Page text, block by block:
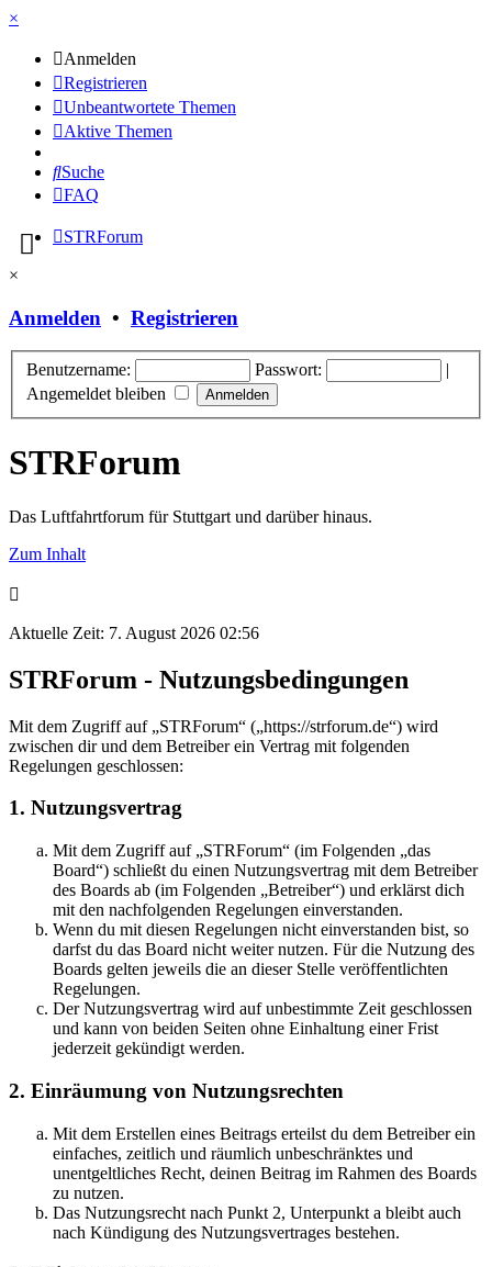
×
Anmelden
Registrieren
Unbeantwortete Themen
Aktive Themen
Suche
FAQ
STRForum
×
Anmelden • Registrieren
Benutzername: Passwort:
|
Angemeldet bleiben
STRForum
Das Luftfahrtforum für Stuttgart und darüber hinaus.
Zum Inhalt
Aktuelle Zeit: 7. August 2026 02:56
STRForum - Nutzungsbedingungen
Mit dem Zugriff auf „STRForum“ („https://strforum.de“) wird
zwischen dir und dem Betreiber ein Vertrag mit folgenden
Regelungen geschlossen:
1. Nutzungsvertrag
Mit dem Zugriff auf „STRForum“ (im Folgenden „das
Board“) schließt du einen Nutzungsvertrag mit dem Betreiber
des Boards ab (im Folgenden „Betreiber“) und erklärst dich
mit den nachfolgenden Regelungen einverstanden.
Wenn du mit diesen Regelungen nicht einverstanden bist, so
darfst du das Board nicht weiter nutzen. Für die Nutzung des
Boards gelten jeweils die an dieser Stelle veröffentlichten
Regelungen.
Der Nutzungsvertrag wird auf unbestimmte Zeit geschlossen
und kann von beiden Seiten ohne Einhaltung einer Frist
jederzeit gekündigt werden.
2. Einräumung von Nutzungsrechten
Mit dem Erstellen eines Beitrags erteilst du dem Betreiber ein
einfaches, zeitlich und räumlich unbeschränktes und
unentgeltliches Recht, deinen Beitrag im Rahmen des Boards
zu nutzen.
Das Nutzungsrecht nach Punkt 2, Unterpunkt a bleibt auch
nach Kündigung des Nutzungsvertrages bestehen.